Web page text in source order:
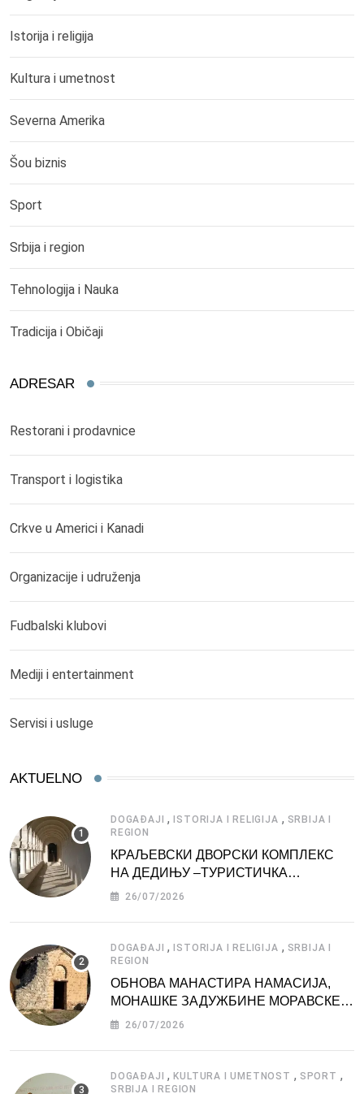
Istorija i religija
Kultura i umetnost
Severna Amerika
Šou biznis
Sport
Srbija i region
Tehnologija i Nauka
Tradicija i Običaji
ADRESAR
Restorani i prodavnice
Transport i logistika
Crkve u Americi i Kanadi
Organizacije i udruženja
Fudbalski klubovi
Mediji i entertainment
Servisi i usluge
AKTUELNO
DOGAĐAJI , ISTORIJA I RELIGIJA , SRBIJA I
REGION
КРАЉЕВСКИ ДВОРСКИ КОМПЛЕКС
НА ДЕДИЊУ –ТУРИСТИЧКА
АТРАКЦИЈА
26/07/2026
DOGAĐAJI , ISTORIJA I RELIGIJA , SRBIJA I
REGION
ОБНОВА МАНАСТИРА НАМАСИЈА,
МОНАШКЕ ЗАДУЖБИНЕ МОРАВСКЕ
СРБИЈЕ
26/07/2026
DOGAĐAJI ,KULTURA I UMETNOST , SPORT ,
SRBIJA I REGION